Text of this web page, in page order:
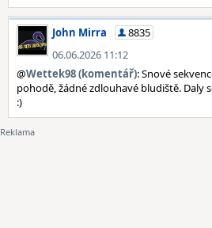
John Mirra
8835
06.06.2026 11:12
@Wettek98 (komentář): Snové
pohodě, žádné zdlouhavé bludiště. Daly
:)